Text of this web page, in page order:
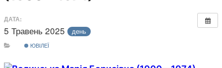
ДАТА:
5 Травень 2025 день
ЮВІЛЕЇ